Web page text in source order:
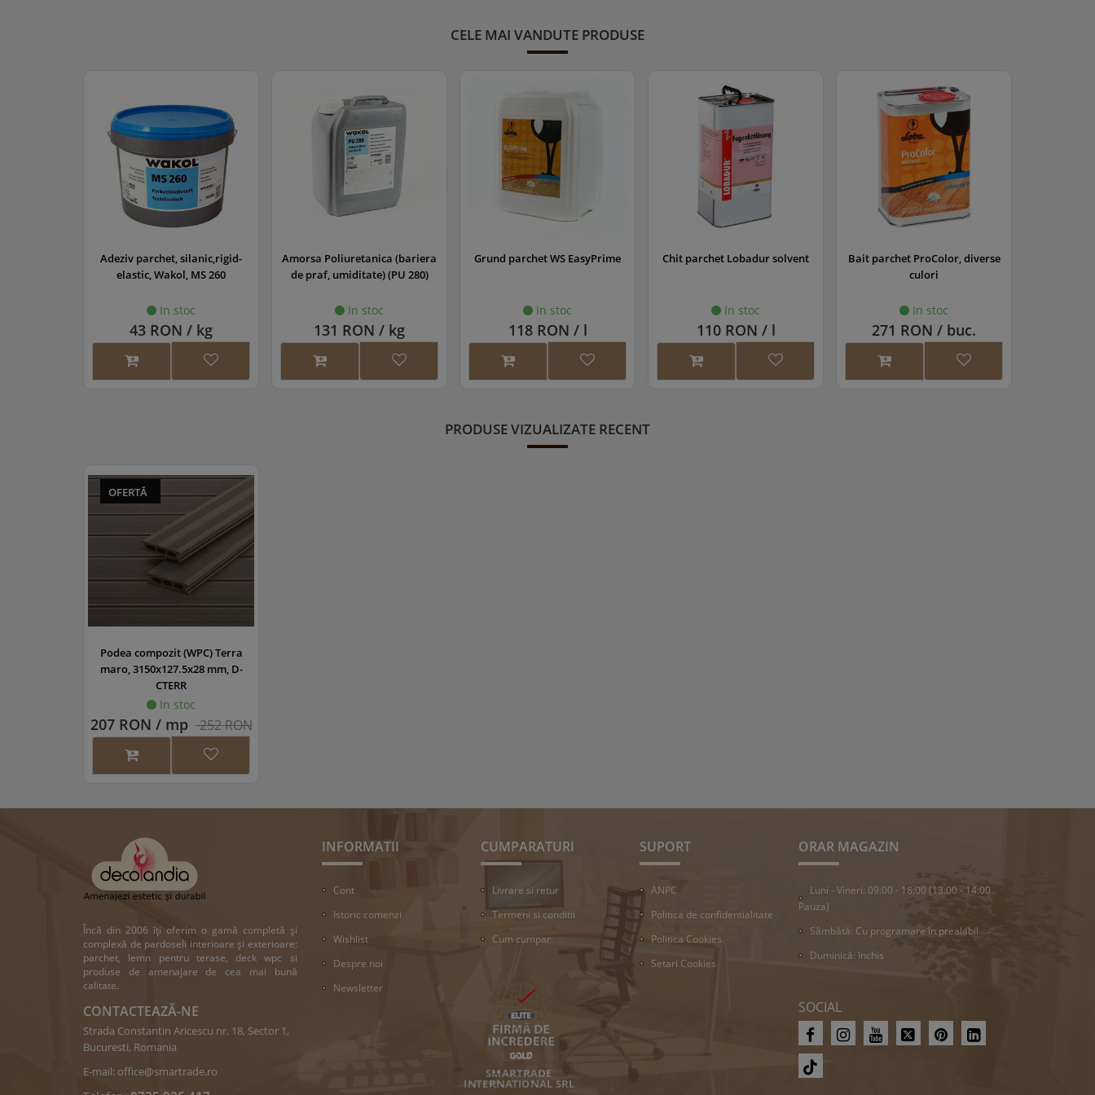
CELE MAI VANDUTE PRODUSE
Amorsa Poliuretanica (bariera
de praf, umiditate) (PU 280)
In stoc
131 RON / kg
Grund parchet WS EasyPrime
In stoc
118 RON / l
Chit parchet Lobadur solvent
In stoc
110 RON / l
Bait parchet ProColor, diverse
In stoc
271 RON / buc.
Lac parchet Lobadur WS Life
(lucios)
In stoc
104 RON / l
PRODUSE VIZUALIZATE RECENT
OFERTĂ
Podea compozit (WPC) Terra
maro, 3150x127.5x28 mm, D-
CTERR
In stoc
207 RON / mp 252 RON
Încă din 2006 îți oferim o gamă completă și
complexă de pardoseli interioare și exterioare:
parchet, lemn pentru terase, deck wpc si
produse de amenajare de cea mai bună
calitate.
CONTACTEAZĂ-NE
Strada Constantin Aricescu nr. 18, Sector 1,
Bucuresti, Romania
E-mail: office@smartrade.ro
INFORMATII
Cont
Istoric comenzi
Wishlist
Despre noi
Newsletter
CUMPARATURI
Livrare si retur
Termeni si conditii
Cum cumpar
SUPORT
ANPC
Politica de confidentialitate
Politica Cookies
Setari Cookies
ORAR MAGAZIN
Luni - Vineri: 09:00 - 18:00 (13:00 - 14:00
Pauza)
Sâmbătă: Cu programare în prealabil
Duminică: închis
SOCIAL